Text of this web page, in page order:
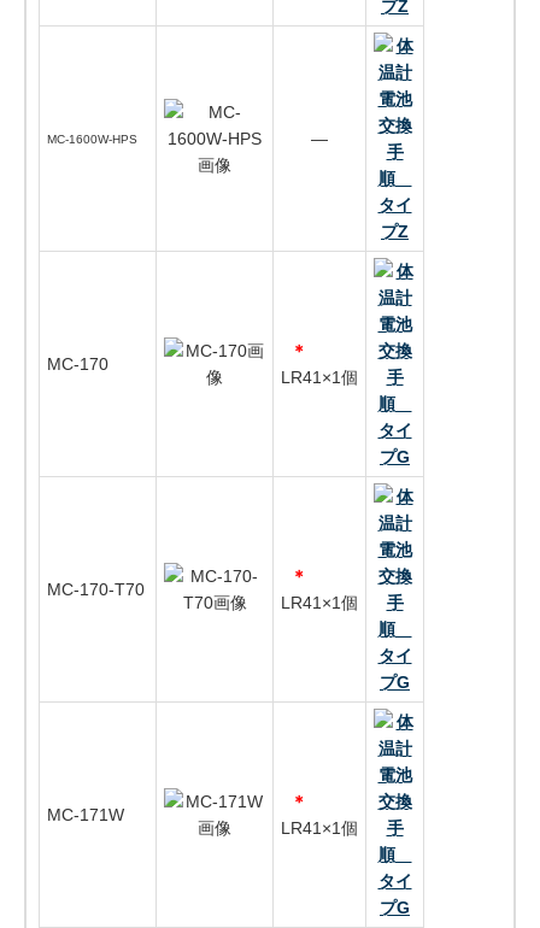
MC-1600W-HPS ―
MC-170
＊
LR41×1個
MC-170-T70
＊
LR41×1個
MC-171W
＊
LR41×1個